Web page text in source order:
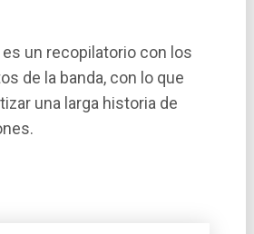
es un recopilatorio con los
de la banda, con lo que
una larga historia de